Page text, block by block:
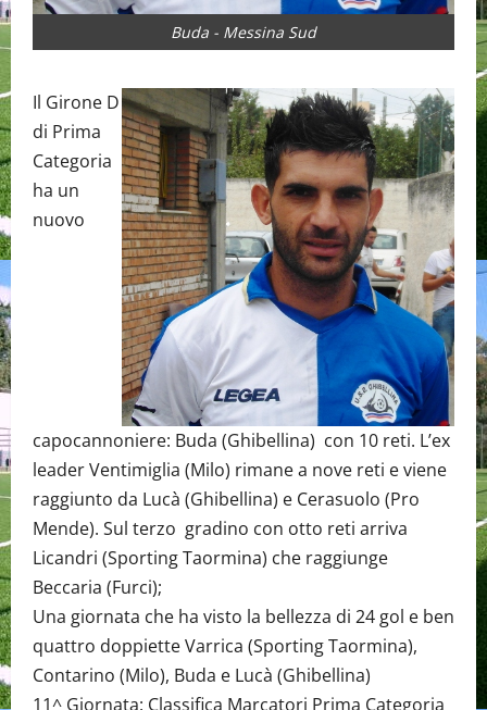
Buda - Messina Sud
Il Girone D
di Prima
Categoria
ha un
nuovo
capocannoniere: Buda (Ghibellina) con 10 reti. L’ex
leader Ventimiglia (Milo) rimane a nove reti e viene
raggiunto da Lucà (Ghibellina) e Cerasuolo (Pro
Mende). Sul terzo gradino con otto reti arriva
Licandri (Sporting Taormina) che raggiunge
Beccaria (Furci);
Una giornata che ha visto la bellezza di 24 gol e ben
quattro doppiette Varrica (Sporting Taormina),
Contarino (Milo), Buda e Lucà (Ghibellina)
11^ Giornata: Classifica Marcatori Prima Categoria